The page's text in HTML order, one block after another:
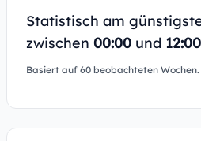
Statistisch am
zwischen 00:00 und
Basiert auf 60 beobachteten Wochen.